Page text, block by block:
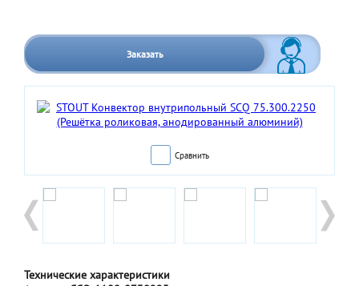
Заказать
Сравнить
Технические характеристики